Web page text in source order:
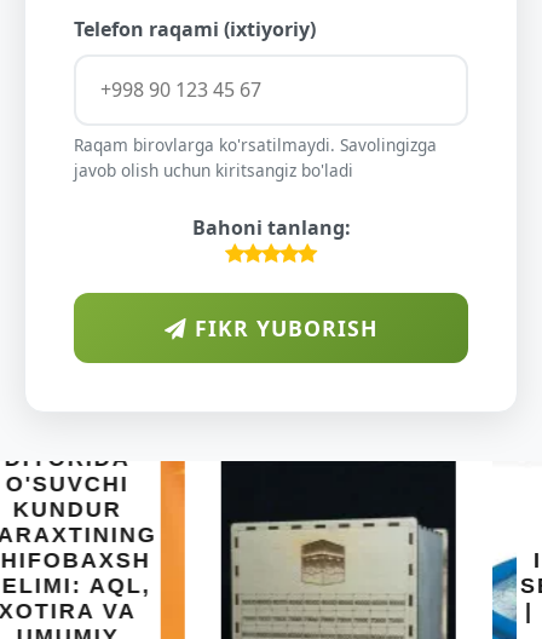
Telefon raqami (ixtiyoriy)
Raqam birovlarga ko'rsatilmaydi. Savolingizga
javob olish uchun kiritsangiz bo'ladi
Bahoni tanlang:
FIKR YUBORISH
INTEX EASY
SET BASSEYN
| 183X51 SM |